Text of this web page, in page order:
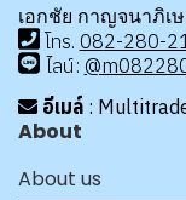
เอกชัย กาญจนาภิเ
โทร. 082-280-
ไลน์:
อีเมล์ :
About
About us